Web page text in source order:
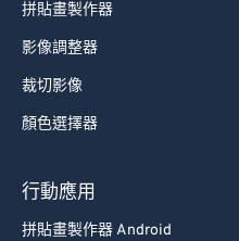
拼貼畫製作器
影像調整器
裁切影像
顏色選擇器
行動應用
拼貼畫製作器 Android